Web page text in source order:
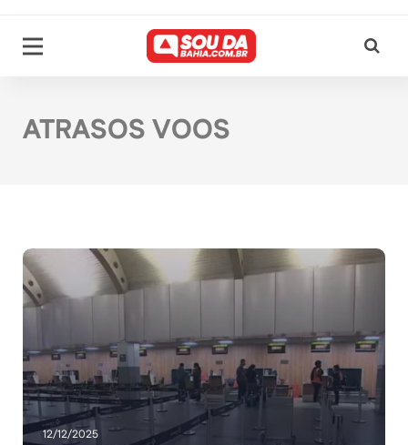
ATRASOS VOOS
12/12/2025